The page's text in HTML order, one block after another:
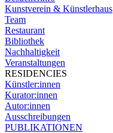
Kunstverein & Künstlerhaus
Team
Restaurant
Bibliothek
Nachhaltigkeit
Veranstaltungen
RESIDENCIES
Künstler:innen
Kurator:innen
Autor:innen
Ausschreibungen
PUBLIKATIONEN